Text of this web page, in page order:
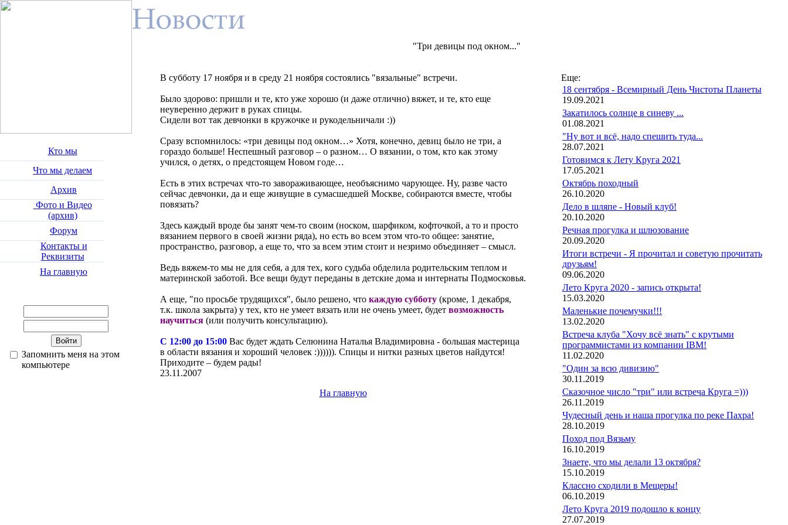
Кто мы
Что мы делаем
Архив
Фото и Видео
(архив)
Форум
Контакты и
Реквизиты
На главную
Запомнить меня на этом
компьютере
"Три девицы под окном..."
В субботу 17 ноября и в среду 21 ноября состоялись "вязальные" встречи.
Было здорово: пришли и те, кто уже хорошо (и даже отлично) вяжет, и те, кто еще
неуверенно держит в руках спицы.
Сидели вот так девчонки в кружочке и рукодельничали :))
Сразу вспомнилось: «три девицы под окном…» Хотя, конечно, девиц было не три, а
гораздо больше! Неспешный разговор – о разном… О вязании, о том, кто как этому
учился, о детях, о предстоящем Новом годе…
Есть в этих встречах что-то завораживающее, необъяснимо чарующее. Ну, разве часто
сейчас девчонки, да и еще живущие в сумасшедшей Москве, собираются вместе, чтобы
повязать?
Здесь каждый вроде бы занят чем-то своим (носком, шарфиком, кофточкой, а то и просто
вязанием первого в своей жизни ряда), но есть во всем этом что-то общее: занятие,
пространство, разговор, а еще то, что за всем этим стоит и незримо объединяет – смысл.
Ведь вяжем-то мы не для себя, а для тех, кого судьба обделила родительским теплом и
материнской заботой. Все вещи будут переданы в детские дома и интернаты Подмосковья.
А еще, "по просьбе трудящихся", было решено, что каждую субботу (кроме, 1 декабря,
т.к. школа закрыта) у тех, кто не умеет вязать или не очень умеет, будет возможность
научиться (или получить консультацию).
С 12:00 до 15:00 Вас будет ждать Селюнина Наталья Владимировна - большая мастерица
в области вязания и хороший человек :)))))). Спицы и нитки разных цветов найдутся!
Приходите – будем рады!
23.11.2007
На главную
Еще:
18 сентября - Всемирный День Чистоты Планеты
19.09.2021
Закатилось солнце в синеву ...
01.08.2021
"Ну вот и всё, надо спешить туда...
28.07.2021
Готовимся к Лету Круга 2021
17.05.2021
Октябрь походный
26.10.2020
Дело в шляпе - Новый клуб!
20.10.2020
Речная прогулка и шлюзование
20.09.2020
Итоги встречи - Я прочитал и советую прочитать
друзьям!
09.06.2020
Лето Круга 2020 - запись открыта!
15.03.2020
Маленькие почемучки!!!
13.02.2020
Встреча клуба "Хочу всё знать" с крутыми
программистами из компании IBM!
11.02.2020
"Один за всю дивизию"
30.11.2019
Сказочное число "три" или встреча Круга =)))
26.11.2019
Чудесный день и наша прогулка по реке Пахра!
28.10.2019
Поход под Вязьму
16.10.2019
Знаете, что мы делали 13 октября?
15.10.2019
Классно сходили в Мещеры!
06.10.2019
Лето Круга 2019 подошло к концу
27.07.2019